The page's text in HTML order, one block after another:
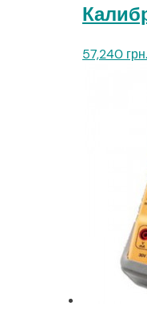
57,240 грн.